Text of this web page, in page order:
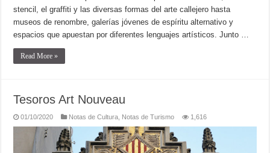
stencil, el graffiti y las diversas formas del arte callejero hasta
museos de renombre, galerías jóvenes de espíritu alternativo y
espacios que apuestan por diferentes lenguajes artísticos. Junto …
Read More »
Tesoros Art Nouveau
01/10/2020 Notas de Cultura Notas de Turismo 1,616